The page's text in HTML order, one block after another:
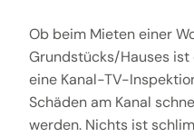
Ob beim Mieten einer
Grundstücks/Hauses
eine Kanal-TV-
Schäden am Kanal
werden. Nichts ist